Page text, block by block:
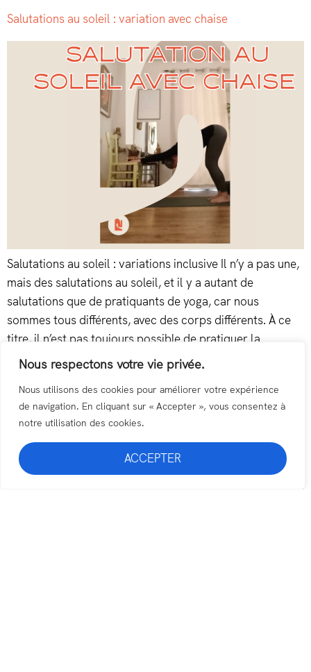
Nous respectons votre vie privée.
Nous utilisons des cookies pour améliorer votre expérience
de navigation. En cliquant sur « Accepter », vous consentez à
notre utilisation des cookies.
ACCEPTER
Salutations au soleil : variation avec chaise
Salutations au soleil : variations inclusive Il n’y a pas une,
mais des salutations au soleil, et il y a autant de
salutations que de pratiquants de yoga, car nous
sommes tous différents, avec des corps différents. À ce
titre, il n’est pas toujours possible de pratiquer la
salutation au soleil dans sa version standard. […]
Salutation au Soleil : Variations pour passer du chien tête
en bas à la fente